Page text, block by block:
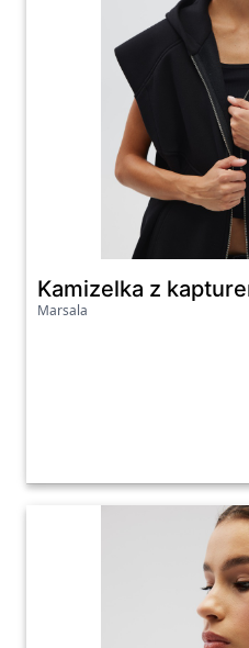
Kamizelka z
Marsala